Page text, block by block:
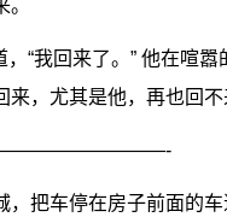
“我回来了。” 他在喧
，尤其是他，再也回不
把车停在房子前面的